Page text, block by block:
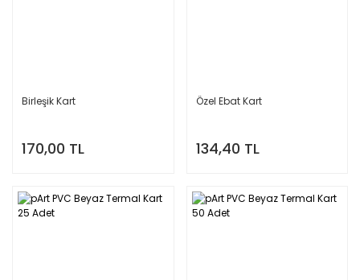
Birleşik Kart
170,00 TL
Özel Ebat Kart
134,40 TL